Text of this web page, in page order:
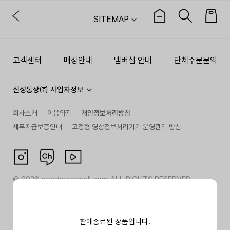
판매종료된 상품입니다.
SITEMAP
고객센터 매장안내 멤버십 안내 단체주문문의
신성통상㈜ 사업자정보
회사소개 이용약관
개인정보처리방침
채무지급보증안내
고정형 영상정보처리기기 운영관리 방침
©2026goodwearmall.com ALL RIGHTS RESERVED